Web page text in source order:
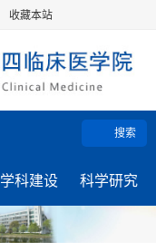
收藏本站
搜索
学科建设 科学研究